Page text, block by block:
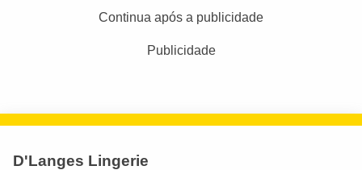
Continua após a publicidade
Publicidade
D'Langes Lingerie